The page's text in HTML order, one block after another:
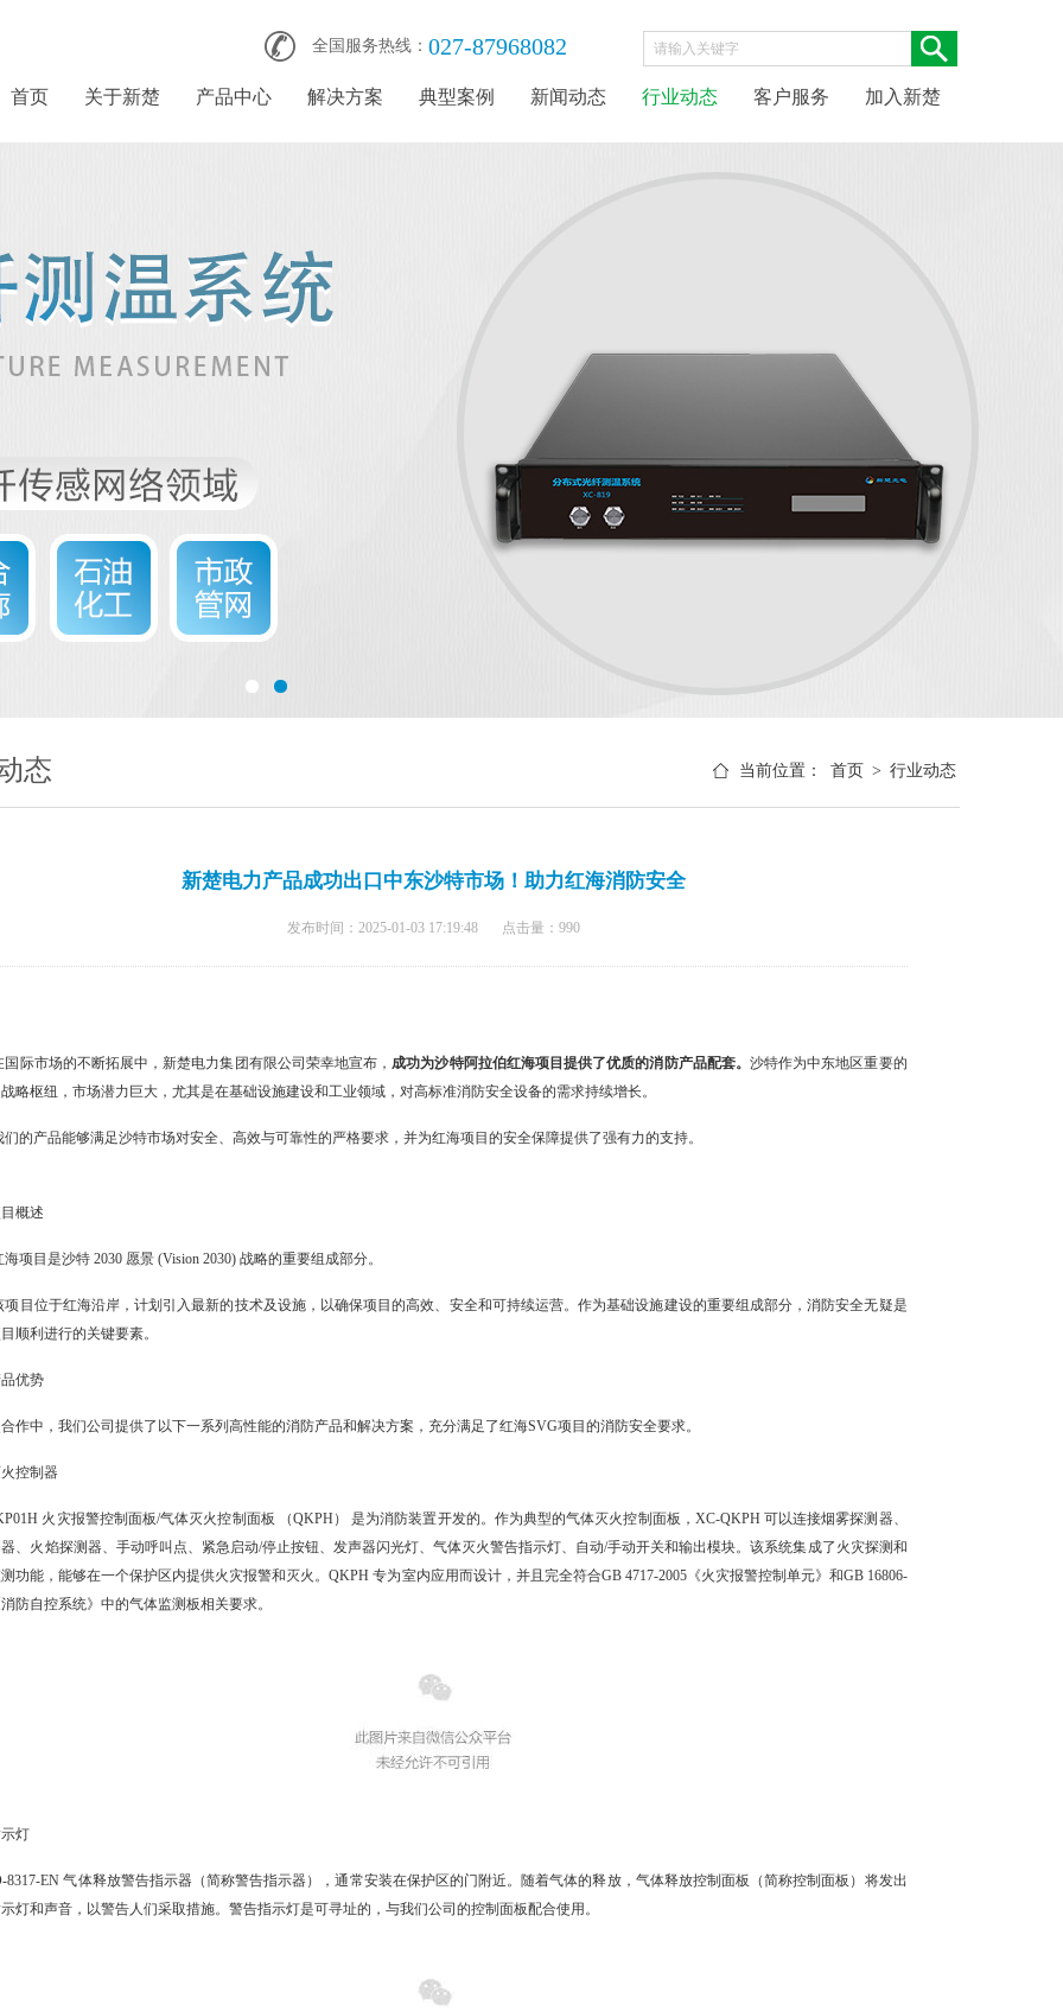
全国服务热线： 027-87968082
首页 关于新楚 产品中心 解决方案 典型案例 新闻动态 行业动态 客户服务 加入新楚
当前位置： 首页 > 行业动态
态
新楚电力产品成功出口中东沙特市场！助力红海消防安全
发布时间：2025-01-03 17:19:48 点击量： 990
国际市场的不断拓展中，新楚电力集团有限公司荣幸地宣布，成功为沙特阿拉伯红海项目提供了优质的消防产品配套。 沙特作为中东地区重要的
略枢纽，市场潜力巨大，尤其是在基础设施建设和工业领域，对高标准消防安全设备的需求持续增长。
们的产品能够满足沙特市场对安全、高效与可靠性的严格要求，并为红海项目的安全保障提供了强有力的支持。
概述
海项目是沙特 2030 愿景 (Vision 2030) 战略的重要组成部分。
项目位于红海沿岸，计划引入最新的技术及设施，以确保项目的高效、安全和可持续运营。作为基础设施建设的重要组成部分，消防安全无疑是
顺利进行的关键要素。
优势
作中，我们公司提供了以下一系列高性能的消防产品和解决方案，充分满足了红海SVG项目的消防安全要求。
控制器
火灾报警控制面板/气体灭火控制面板 （QKPH） 是为消防装置开发的。作为典型的气体灭火控制面板，XC-QKPH 可以连接烟雾探测器、
、火焰探测器、手动呼叫点、紧急启动/停止按钮、发声器闪光灯、气体灭火警告指示灯、自动/手动开关和输出模块。该系统集成了火灾探测和
功能，能够在一个保护区内提供火灾报警和灭火。QKPH 专为室内应用而设计，并且完全符合GB 4717-2005《火灾报警控制单元》和GB 16806-
防自控系统》中的气体监测板相关要求。
灯
8317-EN 气体释放警告指示器（简称警告指示器），通常安装在保护区的门附近。随着气体的释放，气体释放控制面板（简称控制面板）将发出
灯和声音，以警告人们采取措施。警告指示灯是可寻址的，与我们公司的控制面板配合使用。